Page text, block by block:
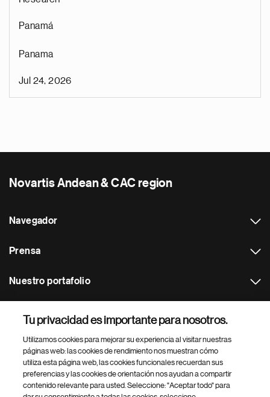
Panamá
Panama
Jul 24, 2026
Novartis Andean & CAC region
Navegador
Prensa
Nuestro portafolio
Footer Site Search
Tu privacidad es importante para nosotros.
Utilizamos cookies para mejorar su experiencia al visitar nuestras
páginas web: las cookies de rendimiento nos muestran cómo
utiliza esta página web, las cookies funcionales recuerdan sus
preferencias y las cookies de orientación nos ayudan a compartir
contenido relevante para usted. Seleccione: "Aceptar todo" para